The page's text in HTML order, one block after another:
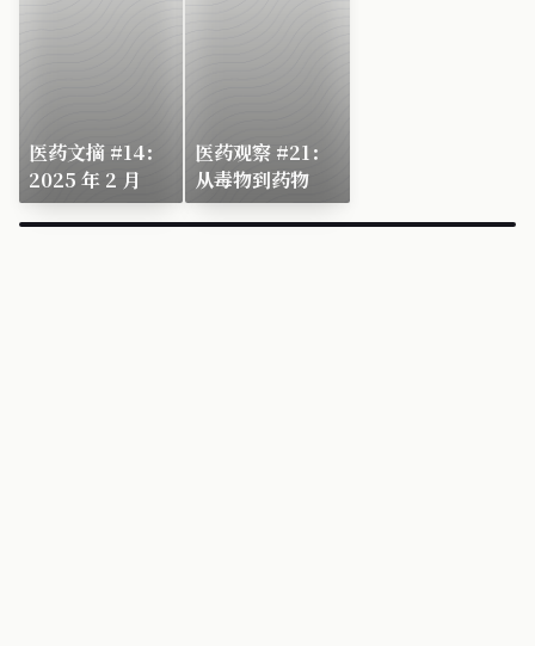
医药文摘 #14：
2025 年 2 月
医药观察 #21：
从毒物到药物